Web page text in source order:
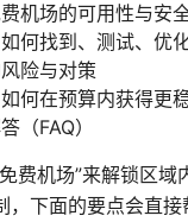
机场的可用性与安
何找到、测试、优
险与对策
何在预算内获得更
（FAQ）
费机场”来解锁区域
，下面的要点会直